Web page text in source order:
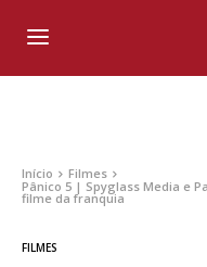
Início
Filmes
Pânico 5 | Spyglass Media e
filme da franquia
FILMES